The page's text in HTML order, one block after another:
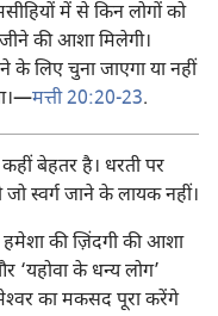
में से किन लोगों को
जीने की आशा मिलेगी।
के लिए चुना जाएगा या नहीं
मत्ती 20:20-23.
बेहतर है। धरती पर
स्वर्ग जाने के लायक नहीं।
हमेशा की ज़िंदगी की आशा
‘यहोवा के धन्य लोग’
का मकसद पूरा करेंगे